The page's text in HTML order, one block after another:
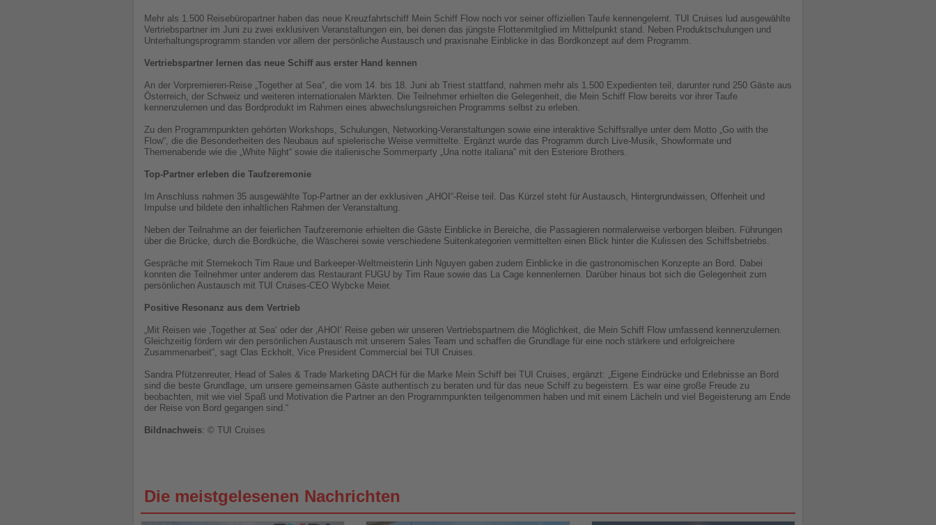
Mehr als 1.500 Reisebüropartner haben das neue Kreuzfahrtschiff Mein Schiff Flow noch vor seiner offiziellen Taufe kennengelernt. TUI Cruises lud ausgewählte
Vertriebspartner im Juni zu zwei exklusiven Veranstaltungen ein, bei denen das jüngste Flottenmitglied im Mittelpunkt stand. Neben Produktschulungen und
Unterhaltungsprogramm standen vor allem der persönliche Austausch und praxisnahe Einblicke in das Bordkonzept auf dem Programm.
Vertriebspartner lernen das neue Schiff aus erster Hand kennen
An der Vorpremieren-Reise „Together at Sea“, die vom 14. bis 18. Juni ab Triest stattfand, nahmen mehr als 1.500 Expedienten teil, darunter rund 250 Gäste aus
Österreich, der Schweiz und weiteren internationalen Märkten. Die Teilnehmer erhielten die Gelegenheit, die Mein Schiff Flow bereits vor ihrer Taufe
kennenzulernen und das Bordprodukt im Rahmen eines abwechslungsreichen Programms selbst zu erleben.
Zu den Programmpunkten gehörten Workshops, Schulungen, Networking-Veranstaltungen sowie eine interaktive Schiffsrallye unter dem Motto „Go with the
Flow“, die die Besonderheiten des Neubaus auf spielerische Weise vermittelte. Ergänzt wurde das Programm durch Live-Musik, Showformate und
Themenabende wie die „White Night“ sowie die italienische Sommerparty „Una notte italiana“ mit den Esteriore Brothers.
Top-Partner erleben die Taufzeremonie
Im Anschluss nahmen 35 ausgewählte Top-Partner an der exklusiven „AHOI“-Reise teil. Das Kürzel steht für Austausch, Hintergrundwissen, Offenheit und
Impulse und bildete den inhaltlichen Rahmen der Veranstaltung.
Neben der Teilnahme an der feierlichen Taufzeremonie erhielten die Gäste Einblicke in Bereiche, die Passagieren normalerweise verborgen bleiben. Führungen
über die Brücke, durch die Bordküche, die Wäscherei sowie verschiedene Suitenkategorien vermittelten einen Blick hinter die Kulissen des Schiffsbetriebs.
Gespräche mit Sternekoch Tim Raue und Barkeeper-Weltmeisterin Linh Nguyen gaben zudem Einblicke in die gastronomischen Konzepte an Bord. Dabei
konnten die Teilnehmer unter anderem das Restaurant FUGU by Tim Raue sowie das La Cage kennenlernen. Darüber hinaus bot sich die Gelegenheit zum
persönlichen Austausch mit TUI Cruises-CEO Wybcke Meier.
Positive Resonanz aus dem Vertrieb
„Mit Reisen wie ‚Together at Sea‘ oder der ‚AHOI‘ Reise geben wir unseren Vertriebspartnern die Möglichkeit, die Mein Schiff Flow umfassend kennenzulernen.
Gleichzeitig fördern wir den persönlichen Austausch mit unserem Sales Team und schaffen die Grundlage für eine noch stärkere und erfolgreichere
Zusammenarbeit“, sagt Clas Eckholt, Vice President Commercial bei TUI Cruises.
Sandra Pfützenreuter, Head of Sales & Trade Marketing DACH für die Marke Mein Schiff bei TUI Cruises, ergänzt: „Eigene Eindrücke und Erlebnisse an Bord
sind die beste Grundlage, um unsere gemeinsamen Gäste authentisch zu beraten und für das neue Schiff zu begeistern. Es war eine große Freude zu
beobachten, mit wie viel Spaß und Motivation die Partner an den Programmpunkten teilgenommen haben und mit einem Lächeln und viel Begeisterung am Ende
der Reise von Bord gegangen sind.“
Bildnachweis: © TUI Cruises
Die meistgelesenen Nachrichten